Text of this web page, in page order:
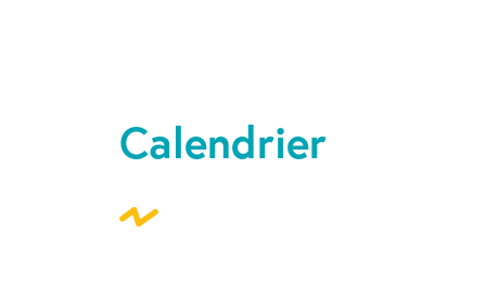
Calendrier